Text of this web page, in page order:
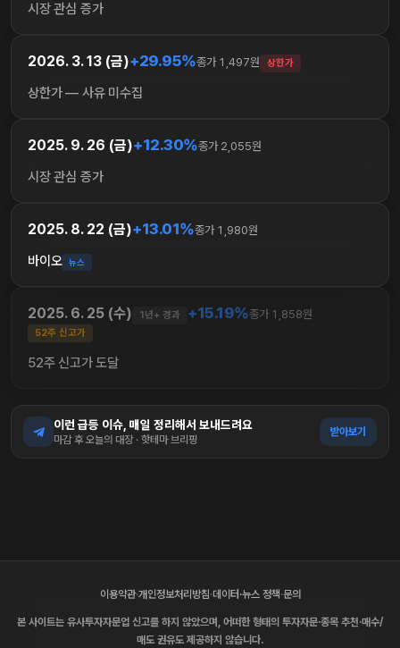
시장 관심 증가
2026. 3. 13 (금)+29.95%종가 1,497원 상한가
상한가 — 사유 미수집
2025. 9. 26 (금)+12.30%종가 2,055원
시장 관심 증가
2025. 8. 22 (금)+13.01%종가 1,980원
바이오 뉴스
2025. 6. 25 (수) 1년+ 경과 +15.19%종가 1,858원
52주 신고가
52주 신고가 도달
이런 급등 이슈, 매일 정리해서 보내드려요
마감 후 오늘의 대장 · 핫테마 브리핑
받아보기
이용약관·개인정보처리방침·데이터·뉴스 정책·문의
본 사이트는 유사투자자문업 신고를 하지 않았으며, 어떠한 형태의 투자자문·종목 추천·매수/
매도 권유도 제공하지 않습니다.